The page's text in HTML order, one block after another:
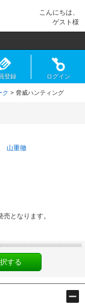
こんにちは、
ゲスト様
登録 ログイン
ク > 脅威ハンティング
山重徹
となります。
する